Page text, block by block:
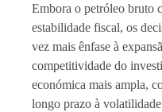
Embora o petróleo bruto
estabilidade fiscal, os
vez mais ênfase à
competitividade do
económica mais ampla,
longo prazo à